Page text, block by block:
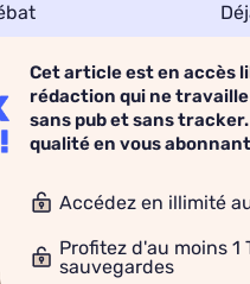
Cet article est en accès
rédaction qui ne
sans pub et sans
qualité en vous
Accédez en illimité
Profitez d'au moins 1
sauvegardes